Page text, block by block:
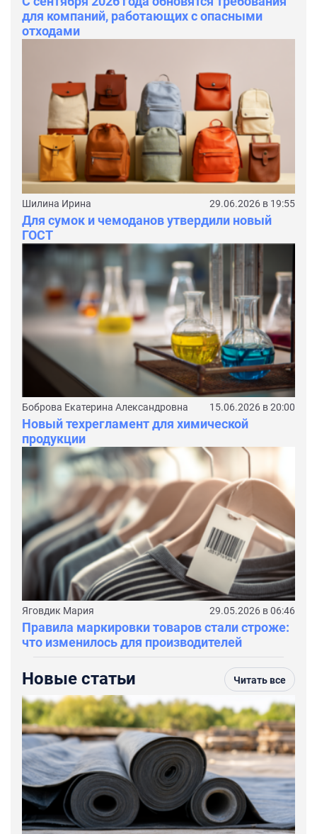
для компаний, работающих с опасными
отходами
Шилина Ирина 29.06.2026 в 19:55
Для сумок и чемоданов утвердили новый
ГОСТ
Боброва Екатерина Александровна 15.06.2026 в 20:00
Новый техрегламент для химической
продукции
Яговдик Мария 29.05.2026 в 06:46
Правила маркировки товаров стали строже:
что изменилось для производителей
Новые статьи Читать все